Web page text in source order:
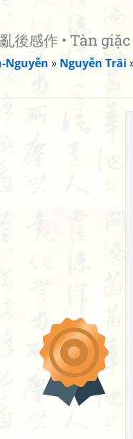
亂後感作 • Tàn
Nguyễn » Nguyễn Trãi